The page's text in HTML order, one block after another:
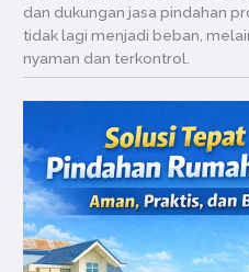
dan dukungan jasa pindahan
tidak lagi menjadi beban,
nyaman dan terkontrol.